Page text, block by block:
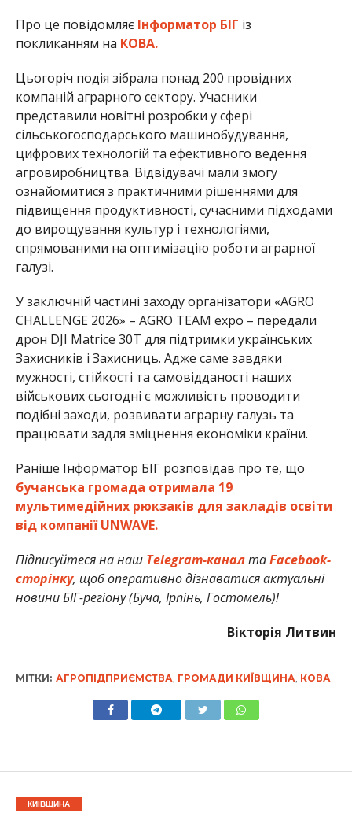
Про це повідомляє Інформатор БІГ із
покликанням на КОВА.
Цьогоріч подія зібрала понад 200 провідних
компаній аграрного сектору. Учасники
представили новітні розробки у сфері
сільськогосподарського машинобудування,
цифрових технологій та ефективного ведення
агровиробництва. Відвідувачі мали змогу
ознайомитися з практичними рішеннями для
підвищення продуктивності, сучасними підходами
до вирощування культур і технологіями,
спрямованими на оптимізацію роботи аграрної
галузі.
У заключній частині заходу організатори «AGRO
CHALLENGE 2026» – AGRO TEAM expo – передали
дрон DJI Matrice 30Т для підтримки українських
Захисників і Захисниць. Адже саме завдяки
мужності, стійкості та самовідданості наших
військових сьогодні є можливість проводити
подібні заходи, розвивати аграрну галузь та
працювати задля зміцнення економіки країни.
Раніше Інформатор БІГ розповідав про те, що
бучанська громада отримала 19
мультимедійних рюкзаків для закладів освіти
від компанії UNWAVE.
Підписуйтеся на наш Telegram-каналтаFacebook-
сторінку, щоб оперативно дізнаватися актуальні
новини БІГ-регіону (Буча, Ірпінь, Гостомель)!
Вікторія Литвин
МІТКИ: АГРОПІДПРИЄМСТВА, ГРОМАДИ КИЇВЩИНА, КОВА
КИЇВЩИНА